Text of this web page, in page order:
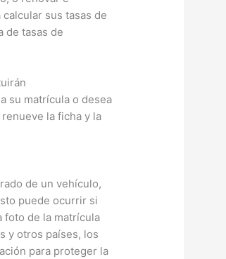
sus tasas de
de tasas de
su matrícula o desea
la ficha y la
de un vehículo,
puede ocurrir si
foto de la matrícula
y otros países, los
para proteger la